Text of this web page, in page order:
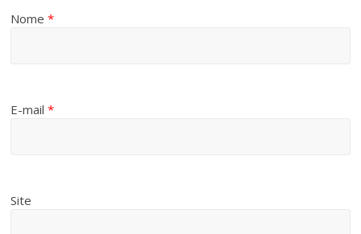
Nome*
E-mail*
Site